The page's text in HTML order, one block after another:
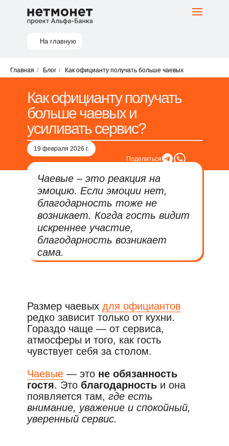
На главную
Главная / Блог / Как официанту получать больше чаевых
Как официанту получать
больше чаевых и
усиливать сервис?
19 февраля 2026 г.
Поделиться
Чаевые – это реакция на
эмоцию. Если эмоции нет,
благодарность тоже не
возникает. Когда гость видит
искреннее участие,
благодарность возникает
сама.
Размер чаевых для официантов
редко зависит только от кухни.
Гораздо чаще — от сервиса,
атмосферы и того, как гость
чувствует себя за столом.
Чаевые— это не обязанность
гостя. Это благодарностьи она
появляется там, где есть
внимание, уважение и спокойный,
уверенный сервис.